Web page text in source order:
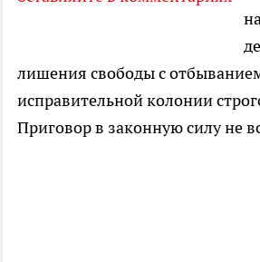
лишения свободы с
исправительной колонии
Приговор в законную силу не